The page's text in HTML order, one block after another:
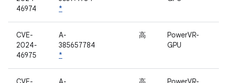
46974
*
CVE-
2024-
46975
A-
385657784
*
高
PowerVR-
GPU